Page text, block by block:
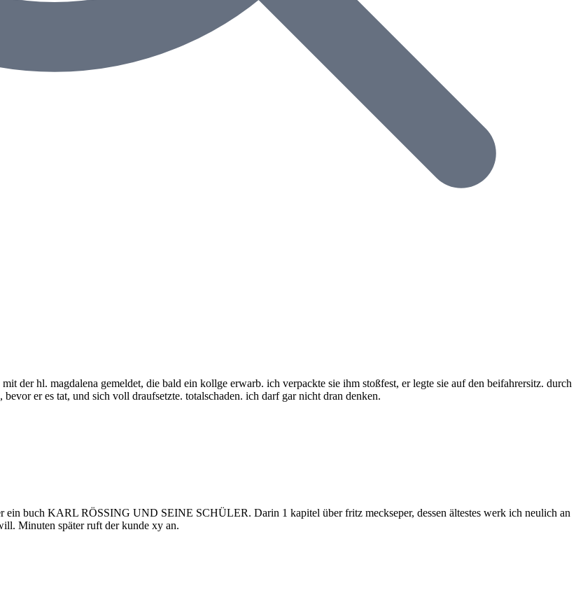
der hl. magdalena gemeldet, die bald ein kollge erwarb. ich verpackte sie ihm stoßfest, er legte sie auf den beifahrersitz. durch
er es tat, und sich voll draufsetzte. totalschaden. ich darf gar nicht dran denken.
ein buch KARL RÖSSING UND SEINE SCHÜLER. Darin 1 kapitel über fritz meckseper, dessen ältestes werk ich neulich an
Minuten später ruft der kunde xy an.